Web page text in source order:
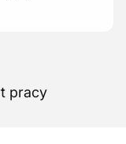
pracy